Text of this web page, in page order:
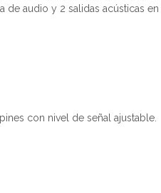
audio y 2 salidas acústicas
con nivel de señal ajustable.